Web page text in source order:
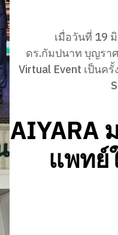
เมื่อวันที่ 19
ดร.กัมปนาท บุญรา
Virtual Event เป็นค
AIYARA
แพทย์